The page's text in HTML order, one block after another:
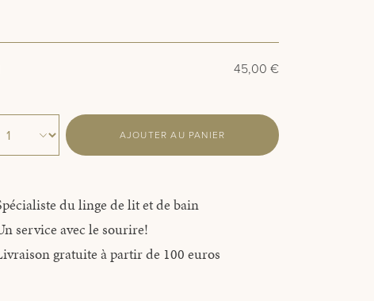
45,00 €
AJOUTER AU PANIER
du linge de lit et de bain
service avec le sourire!
gratuite à partir de 100 euros